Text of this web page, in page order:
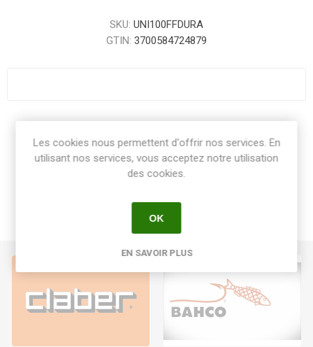
SKU: UNI100FFDURA
GTIN: 3700584724879
Les cookies nous permettent d'offrir nos services. En
utilisant nos services, vous acceptez notre utilisation
des cookies.
OK
EN SAVOIR PLUS